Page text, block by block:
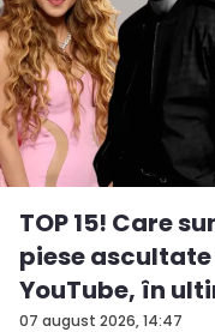
07 august 2026, 14:47
TOP 15! Care
piese
YouTube, în